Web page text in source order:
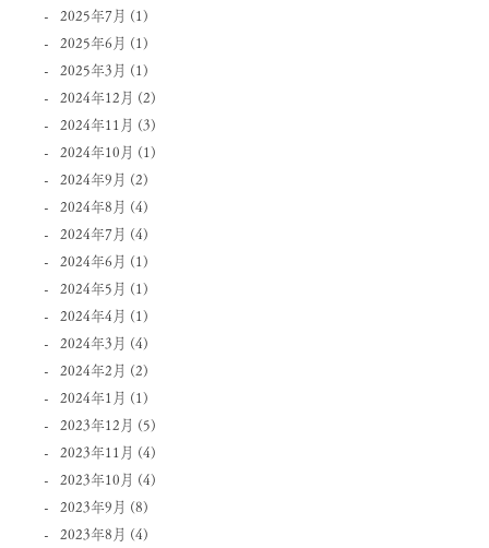
2025年7月 (1)
2025年6月 (1)
2025年3月 (1)
2024年12月 (2)
2024年11月 (3)
2024年10月 (1)
2024年9月 (2)
2024年8月 (4)
2024年7月 (4)
2024年6月 (1)
2024年5月 (1)
2024年4月 (1)
2024年3月 (4)
2024年2月 (2)
2024年1月 (1)
2023年12月 (5)
2023年11月 (4)
2023年10月 (4)
2023年9月 (8)
2023年8月 (4)